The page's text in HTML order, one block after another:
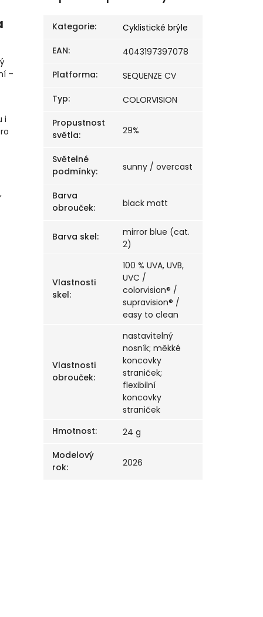
–
i
Kategorie:
Cyklistické brýle
EAN:
4043197397078
Platforma:
SEQUENZE CV
Typ:
COLORVISION
Propustnost
světla: 29%
Světelné
podmínky: sunny / overcast
Barva
obrouček: black matt
Barva skel:
mirror blue (cat.
2)
Vlastnosti
skel:
100 % UVA, UVB,
UVC /
colorvision® /
supravision® /
easy to clean
Vlastnosti
obrouček:
nastavitelný
nosník; měkké
koncovky
straniček;
flexibilní
koncovky
straniček
Hmotnost:
24 g
Modelový
rok: 2026